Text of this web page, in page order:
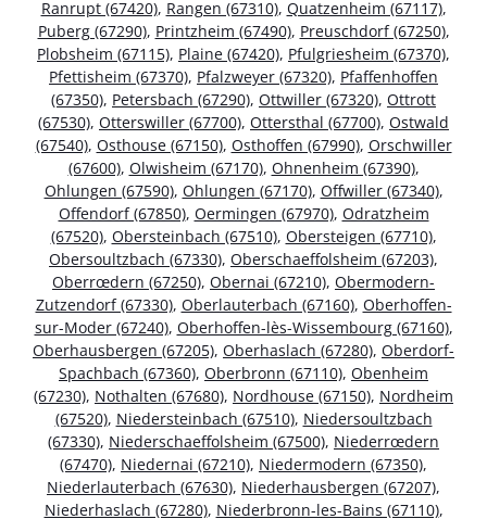
Ranrupt (67420), Rangen (67310), Quatzenheim (67117),
Puberg (67290), Printzheim (67490), Preuschdorf (67250),
Plobsheim (67115), Plaine (67420), Pfulgriesheim (67370),
Pfettisheim (67370), Pfalzweyer (67320), Pfaffenhoffen
(67350), Petersbach (67290), Ottwiller (67320), Ottrott
(67530), Otterswiller (67700), Ottersthal (67700), Ostwald
(67540), Osthouse (67150), Osthoffen (67990), Orschwiller
(67600), Olwisheim (67170), Ohnenheim (67390),
Ohlungen (67590), Ohlungen (67170), Offwiller (67340),
Offendorf (67850), Oermingen (67970), Odratzheim
(67520), Obersteinbach (67510), Obersteigen (67710),
Obersoultzbach (67330), Oberschaeffolsheim (67203),
Oberrœdern (67250), Obernai (67210), Obermodern-
Zutzendorf (67330), Oberlauterbach (67160), Oberhoffen-
sur-Moder (67240), Oberhoffen-lès-Wissembourg (67160),
Oberhausbergen (67205), Oberhaslach (67280), Oberdorf-
Spachbach (67360), Oberbronn (67110), Obenheim
(67230), Nothalten (67680), Nordhouse (67150), Nordheim
(67520), Niedersteinbach (67510), Niedersoultzbach
(67330), Niederschaeffolsheim (67500), Niederrœdern
(67470), Niedernai (67210), Niedermodern (67350),
Niederlauterbach (67630), Niederhausbergen (67207),
Niederhaslach (67280), Niederbronn-les-Bains (67110),